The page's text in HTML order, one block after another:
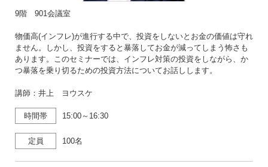
9階 901会議室
物価高(インフレ)が進行する中で、投資をしないとお金の価値は守れ
ません。しかし、投資をすると暴落してお金が減ってしまう怖さも
あります。このセミナーでは、インフレ対策の投資をしながら、か
つ暴落を乗り切るための投資方法についてお話しします。
講師：井上 ヨウスケ
時間帯 15:00～16:30
定員 100名